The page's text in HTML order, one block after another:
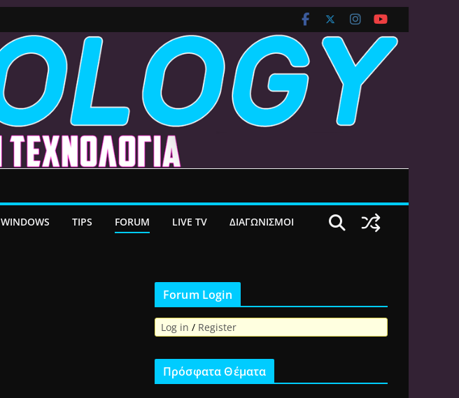
WINDOWS TIPS FORUM LIVE TV ΔΙΑΓΩΝΙΣΜΟΙ
Forum Login
Log in / Register
Πρόσφατα Θέματα